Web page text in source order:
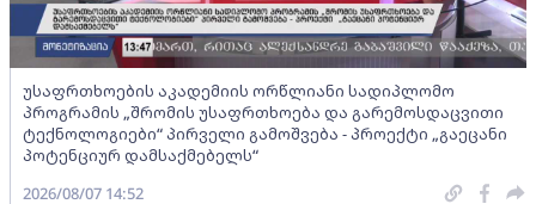
უსაფრთხოების აკადემიის ორწლიანი სადიპლომო
პროგრამის „შრომის უსაფრთხოება და გარემოსდაცვითი
ტექნოლოგიები“ პირველი გამოშვება - პროექტი „გაეცანი
პოტენციურ დამსაქმებელს“
2026/08/07 14:52